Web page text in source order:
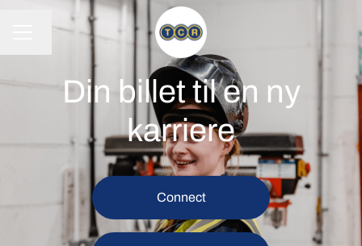
KARRIEREMENU
Skift sprog
Din billet til en ny
karriere
Connect